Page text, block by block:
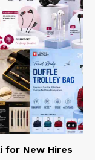
for New Hires